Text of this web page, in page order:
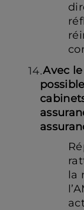
Avec le
la